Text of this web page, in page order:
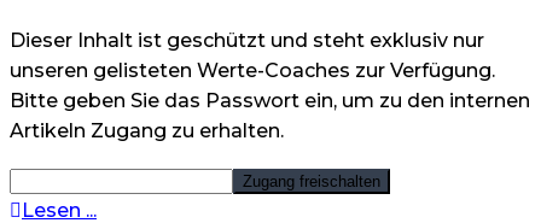
Dieser Inhalt ist geschützt und steht exklusiv nur
unseren gelisteten Werte-Coaches zur Verfügung.
Bitte geben Sie das Passwort ein, um zu den internen
Artikeln Zugang zu erhalten.
Lesen ...